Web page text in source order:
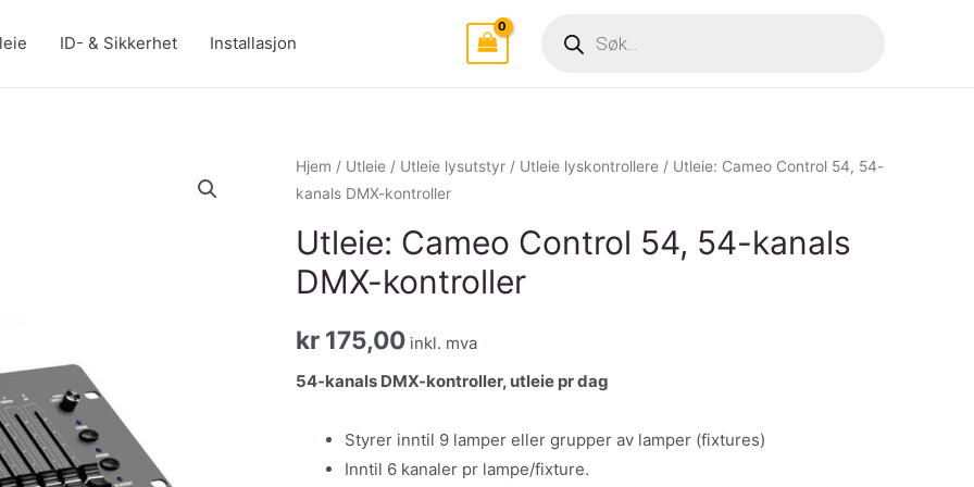
ID- & Sikkerhet Installasjon search
Hjem / Utleie / Utleie lysutstyr / Utleie lyskontrollere / Utleie: Cameo Control 54, 54-
kanals DMX-kontroller
Utleie: Cameo Control 54, 54-kanals
DMX-kontroller
kr 175,00 inkl. mva
54-kanals DMX-kontroller, utleie pr dag
Styrer inntil 9 lamper eller grupper av lamper (fixtures)
Inntil 6 kanaler pr lampe/fixture.